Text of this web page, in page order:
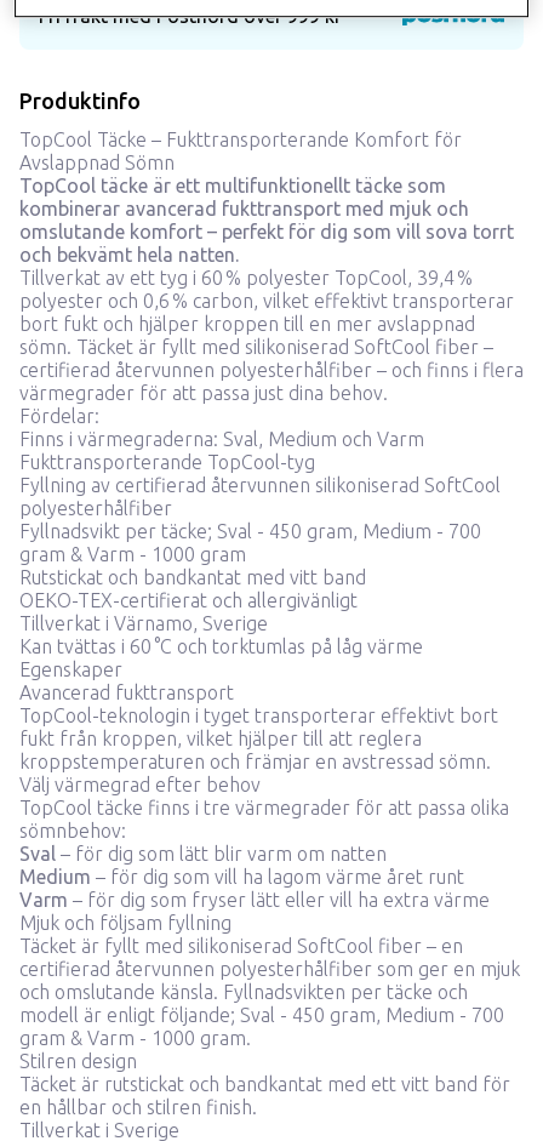
Fri frakt med Postnord över 999 kr
Produktinfo
TopCool Täcke – Fukttransporterande Komfort för
Avslappnad Sömn
TopCool täcke är ett multifunktionellt täcke som
kombinerar avancerad fukttransport med mjuk och
omslutande komfort – perfekt för dig som vill sova torrt
och bekvämt hela natten.
Tillverkat av ett tyg i 60 % polyester TopCool, 39,4 %
polyester och 0,6 % carbon, vilket effektivt transporterar
bort fukt och hjälper kroppen till en mer avslappnad
sömn. Täcket är fyllt med silikoniserad SoftCool fiber –
certifierad återvunnen polyesterhålfiber – och finns i flera
värmegrader för att passa just dina behov.
Fördelar:
Finns i värmegraderna: Sval, Medium och Varm
Fukttransporterande TopCool-tyg
Fyllning av certifierad återvunnen silikoniserad SoftCool
polyesterhålfiber
Fyllnadsvikt per täcke; Sval - 450 gram, Medium - 700
gram & Varm - 1000 gram
Rutstickat och bandkantat med vitt band
OEKO-TEX-certifierat och allergivänligt
Tillverkat i Värnamo, Sverige
Kan tvättas i 60 °C och torktumlas på låg värme
Egenskaper
Avancerad fukttransport
TopCool-teknologin i tyget transporterar effektivt bort
fukt från kroppen, vilket hjälper till att reglera
kroppstemperaturen och främjar en avstressad sömn.
Välj värmegrad efter behov
TopCool täcke finns i tre värmegrader för att passa olika
sömnbehov:
Sval – för dig som lätt blir varm om natten
Medium – för dig som vill ha lagom värme året runt
Varm – för dig som fryser lätt eller vill ha extra värme
Mjuk och följsam fyllning
Täcket är fyllt med silikoniserad SoftCool fiber – en
certifierad återvunnen polyesterhålfiber som ger en mjuk
och omslutande känsla. Fyllnadsvikten per täcke och
modell är enligt följande; Sval - 450 gram, Medium - 700
gram & Varm - 1000 gram.
Stilren design
Täcket är rutstickat och bandkantat med ett vitt band för
en hållbar och stilren finish.
Tillverkat i Sverige